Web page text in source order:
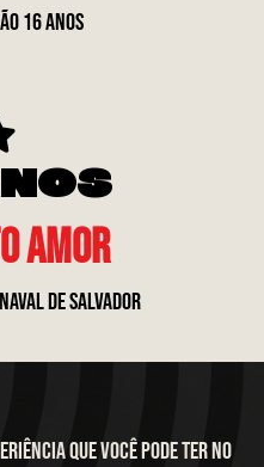
16 anos
amor
de Salvador
que você pode ter no